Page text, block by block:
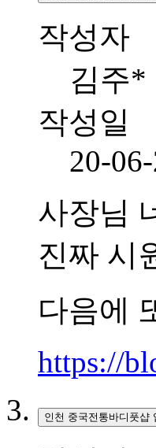
작성자
김주*
작성일
20-
사장님
진짜 시
다음에
https://
인천 중국전통바디풋샵